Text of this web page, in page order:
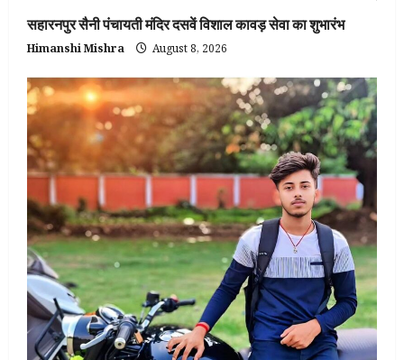
सहारनपुर सैनी पंचायती मंदिर दसवें विशाल कावड़ सेवा का शुभारंभ
Himanshi Mishra August 8, 2026